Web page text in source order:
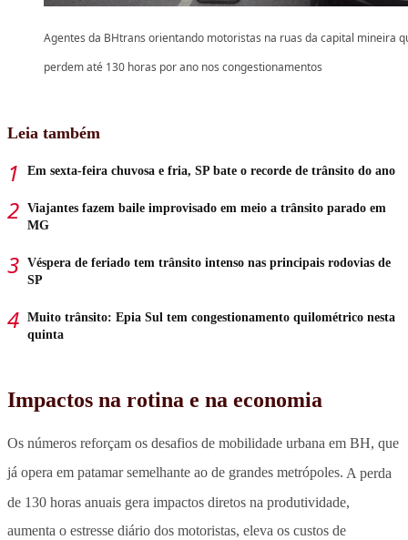
Agentes da BHtrans orientando motoristas na ruas da capital mineira
perdem até 130 horas por ano nos congestionamentos
Leia também
Em sexta-feira chuvosa e fria, SP bate o recorde de trânsito do ano
Viajantes fazem baile improvisado em meio a trânsito parado em
MG
Véspera de feriado tem trânsito intenso nas principais rodovias de
SP
Muito trânsito: Epia Sul tem congestionamento quilométrico nesta
quinta
Impactos na rotina e na economia
Os números reforçam os desafios de mobilidade urbana em BH, que
já opera em patamar semelhante ao de grandes metrópoles. A perda
de 130 horas anuais gera impactos diretos na produtividade,
aumenta o estresse diário dos motoristas, eleva os custos de